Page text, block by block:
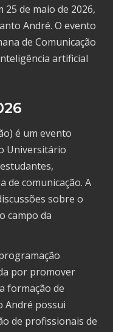
de maio de 2026,
André. O evento
de Comunicação
artificial
é um evento
Universitário
de comunicação. A
sobre o
campo da
por promover
formação de
André possui
de profissionais de